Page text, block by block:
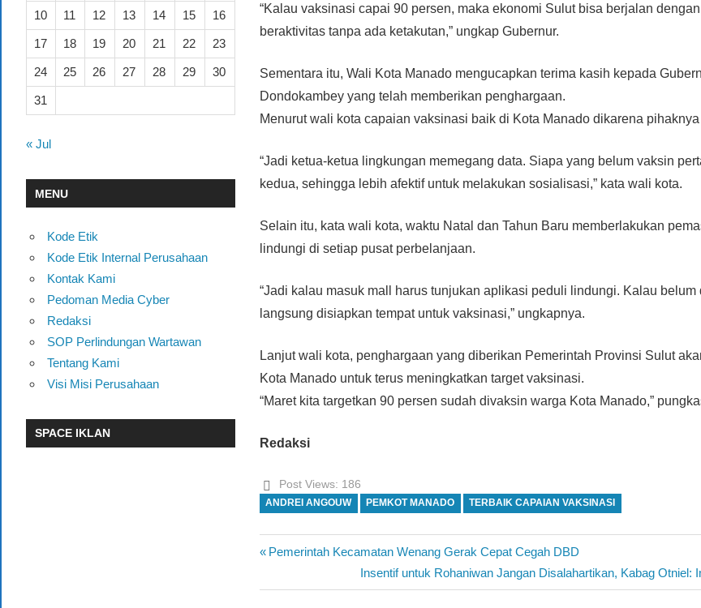
“Kalau vaksinasi capai 90 persen, maka ekonomi Sulut bisa berjalan
beraktivitas tanpa ada ketakutan,” ungkap Gubernur.
Sementara itu, Wali Kota Manado mengucapkan terima kasih kepada
Dondokambey yang telah memberikan penghargaan.
Menurut wali kota capaian vaksinasi baik di Kota Manado dikarena
“Jadi ketua-ketua lingkungan memegang data. Siapa yang belum vaksin
kedua, sehingga lebih afektif untuk melakukan sosialisasi,” kata wali kota.
Selain itu, kata wali kota, waktu Natal dan Tahun Baru memberlakukan
lindungi di setiap pusat perbelanjaan.
“Jadi kalau masuk mall harus tunjukan aplikasi peduli lindungi. Kalau belum
langsung disiapkan tempat untuk vaksinasi,” ungkapnya.
Lanjut wali kota, penghargaan yang diberikan Pemerintah Provinsi Sulut
Kota Manado untuk terus meningkatkan target vaksinasi.
“Maret kita targetkan 90 persen sudah divaksin warga Kota Manado,”
Redaksi
Post Views: 186
ANDREI ANGOUW PEMKOT MANADO TERBAIK CAPAIAN VAKSINASI
Navigasi
pos
Previous
Pemerintah Kecamatan Wenang Gerak Cepat Cegah DBD
Next
Post:
Insentif untuk Rohaniwan Jangan Disalahartikan, Kabag Otniel:
10 11 12 13 14 15 16
17 18 19 20 21 22 23
24 25 26 27 28 29 30
31
« Jul
MENU
Kode Etik
Kode Etik Internal Perusahaan
Kontak Kami
Pedoman Media Cyber
Redaksi
SOP Perlindungan Wartawan
Tentang Kami
Visi Misi Perusahaan
SPACE IKLAN